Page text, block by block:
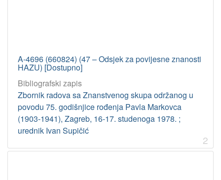
A-4696 (660824) (47 – Odsjek za povijesne znanosti
HAZU) [Dostupno]
Bibliografski zapis
Zbornik radova sa Znanstvenog skupa održanog u
povodu 75. godišnjice rođenja Pavla Markovca
(1903-1941), Zagreb, 16-17. studenoga 1978. ;
urednik Ivan Supičić
2